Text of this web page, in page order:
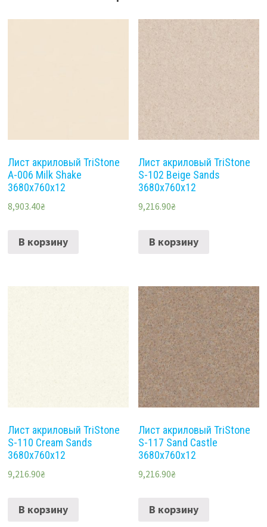
Лист акриловый TriStone
A-006 Milk Shake
3680х760х12
8,903.40₴
В корзину
Лист акриловый TriStone
S-102 Beige Sands
3680х760х12
9,216.90₴
В корзину
Лист акриловый TriStone
S-110 Cream Sands
3680х760х12
9,216.90₴
В корзину
Лист акриловый TriStone
S-117 Sand Сastle
3680х760х12
9,216.90₴
В корзину